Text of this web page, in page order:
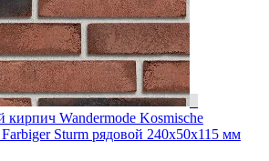
Wandermode Kosmische
Sturm рядовой 240x50x115 мм